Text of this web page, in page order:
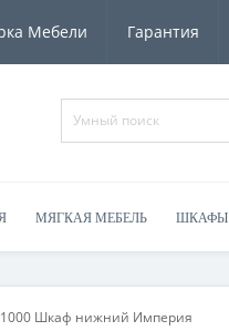
Мебели Гарантия
МЯГКАЯ МЕБЕЛЬ ШКАФЫ
Шкаф нижний Империя